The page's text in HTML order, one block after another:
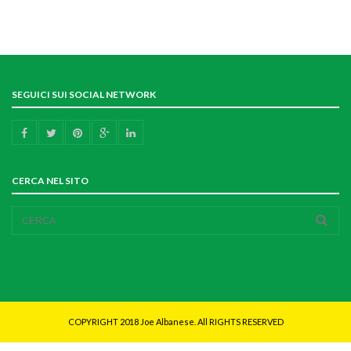
SEGUICI SUI SOCIAL NETWORK
CERCA NEL SITO
COPYRIGHT 2018 Joe Albanese. All RIGHTS RESERVED